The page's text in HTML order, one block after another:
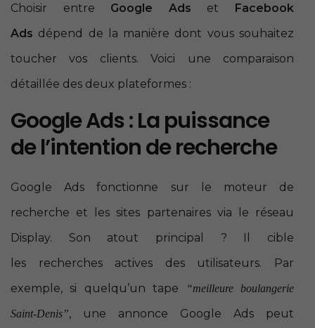
Choisir entre Google Ads et Facebook
Ads dépend de la manière dont vous souhaitez
toucher vos clients. Voici une comparaison
détaillée des deux plateformes :
Google Ads : La puissance
de l’intention de recherche
Google Ads fonctionne sur le moteur de
recherche et les sites partenaires via le réseau
Display. Son atout principal ? Il cible
les recherches actives des utilisateurs. Par
exemple, si quelqu’un tape
“meilleure boulangerie
Saint-Denis”, une annonce Google Ads peut